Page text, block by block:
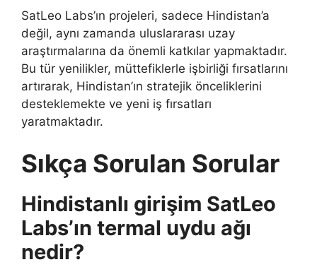
SatLeo Labs’ın projeleri, sadece Hindistan’a
değil, aynı zamanda uluslararası uzay
araştırmalarına da önemli katkılar yapmaktadır.
Bu tür yenilikler, müttefiklerle işbirliği fırsatlarını
artırarak, Hindistan’ın stratejik önceliklerini
desteklemekte ve yeni iş fırsatları
yaratmaktadır.
Sıkça Sorulan Sorular
Hindistanlı girişim SatLeo
Labs’ın termal uydu ağı
nedir?